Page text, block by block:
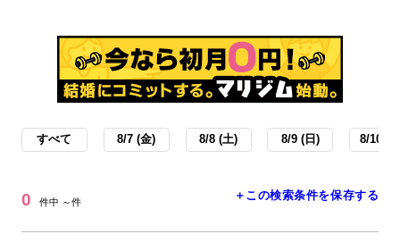
すべて 8/7 (金) 8/8 (土) 8/9 (日) 8/10 (
0 件中 ～件 ＋この検索条件を保存する